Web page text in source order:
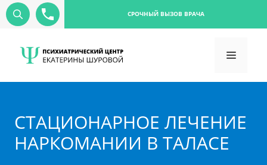
СРОЧНЫЙ ВЫЗОВ ВРАЧА
СТАЦИОНАРНОЕ ЛЕЧЕНИЕ
НАРКОМАНИИ В ТАЛАСЕ